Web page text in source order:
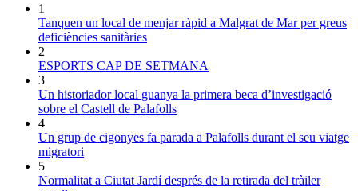
1
Tanquen un local de menjar ràpid a Malgrat de Mar per greus
deficiències sanitàries
2
ESPORTS CAP DE SETMANA
3
Un historiador local guanya la primera beca d’investigació
sobre el Castell de Palafolls
4
Un grup de cigonyes fa parada a Palafolls durant el seu viatge
migratori
5
Normalitat a Ciutat Jardí després de la retirada del tràiler